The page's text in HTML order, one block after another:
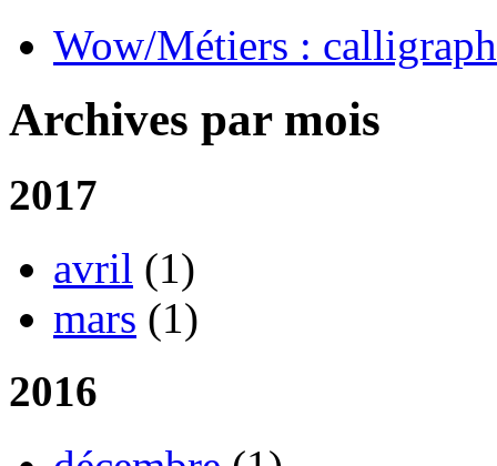
Wow/Métiers :
Archives par mois
2017
avril (1)
mars (1)
2016